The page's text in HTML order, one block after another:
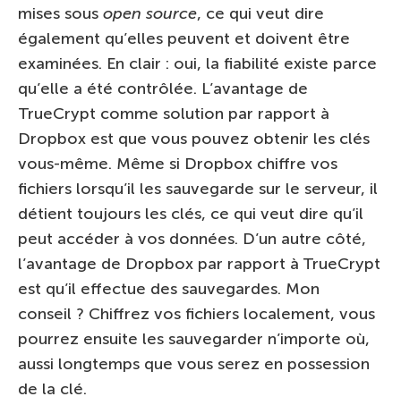
mises sous open source, ce qui veut dire
également qu’elles peuvent et doivent être
examinées. En clair : oui, la fiabilité existe parce
qu’elle a été contrôlée. L’avantage de
TrueCrypt comme solution par rapport à
Dropbox est que vous pouvez obtenir les clés
vous-même. Même si Dropbox chiffre vos
fichiers lorsqu’il les sauvegarde sur le serveur, il
détient toujours les clés, ce qui veut dire qu’il
peut accéder à vos données. D’un autre côté,
l’avantage de Dropbox par rapport à TrueCrypt
est qu’il effectue des sauvegardes. Mon
conseil ? Chiffrez vos fichiers localement, vous
pourrez ensuite les sauvegarder n’importe où,
aussi longtemps que vous serez en possession
de la clé.